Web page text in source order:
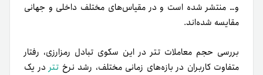
و… منتشر شده است و در مقیاس‌های مختلف داخلی و جهانی
مقایسه شده‌اند.
بررسی حجم معاملات تتر در این سکوی تبادل رمزارزی، رفتار
متفاوت کاربران در بازه‌های زمانی مختلف، رشد نرخ تتردر یک‌